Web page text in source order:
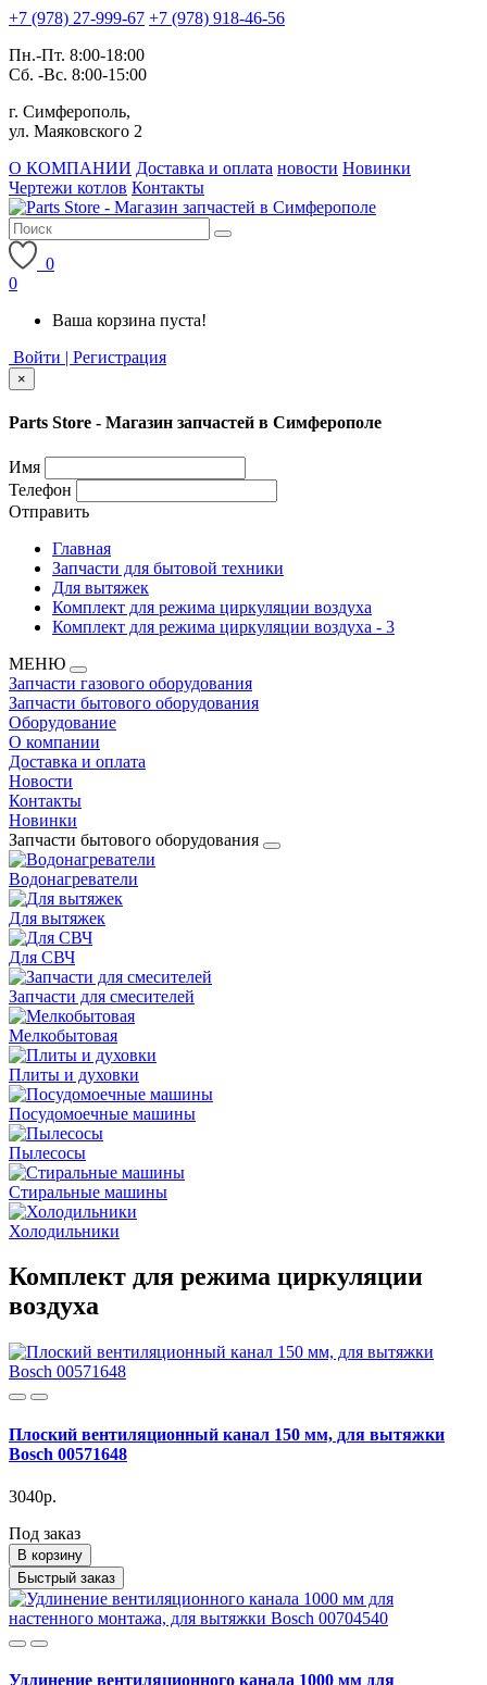
+7 (978) 27-999-67 +7 (978) 918-46-56
Пн.-Пт. 8:00-18:00
Сб. -Вс. 8:00-15:00
г. Симферополь,
ул. Маяковского 2
О КОМПАНИИ Доставка и оплата новости Новинки
Чертежи котлов Контакты
0
0
Ваша корзина пуста!
Войти | Регистрация
×
Parts Store - Магазин запчастей в Симферополе
Имя
Телефон
Отправить
Главная
Запчасти для бытовой техники
Для вытяжек
Комплект для режима циркуляции воздуха
Комплект для режима циркуляции воздуха - 3
МЕНЮ
Запчасти газового оборудования
Запчасти бытового оборудования
Оборудование
О компании
Доставка и оплата
Новости
Контакты
Новинки
Запчасти бытового оборудования
Водонагреватели
Для вытяжек
Для СВЧ
Запчасти для смесителей
Мелкобытовая
Плиты и духовки
Посудомоечные машины
Пылесосы
Стиральные машины
Холодильники
Комплект для режима циркуляции
воздуха
Плоский вентиляционный канал 150 мм, для вытяжки
Bosch 00571648
3040р.
Под заказ
В корзину
Быстрый заказ
Удлинение вентиляционного канала 1000 мм для